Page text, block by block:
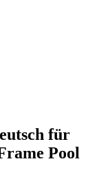
für
Pool